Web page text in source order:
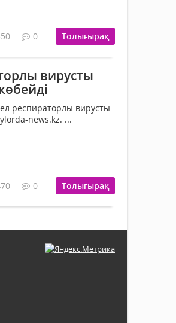
0 Толығырақ
вирусты
респираторлы вирусты
news.kz. ...
0 Толығырақ